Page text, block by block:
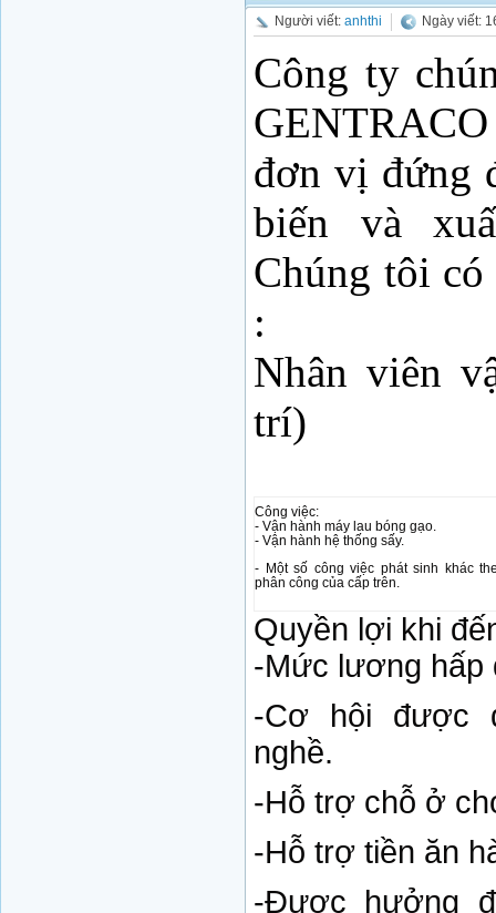
Người viết: anhthi Ngày viết:
Công ty
đơn vị đứng
biến và
Chúng tôi có
:
Nhân viên
trí)
Công việc:
- Vận hành máy lau bóng gạo.
- Vận hành hệ thống sấy.
- Một số công việc phát sinh khác
phân công của cấp trên.
Quyền lợi khi
-Mức lương hấp
-Cơ hội được
nghề.
-Hỗ trợ chỗ ở
-Hỗ trợ tiền ăn
-Được hưởng